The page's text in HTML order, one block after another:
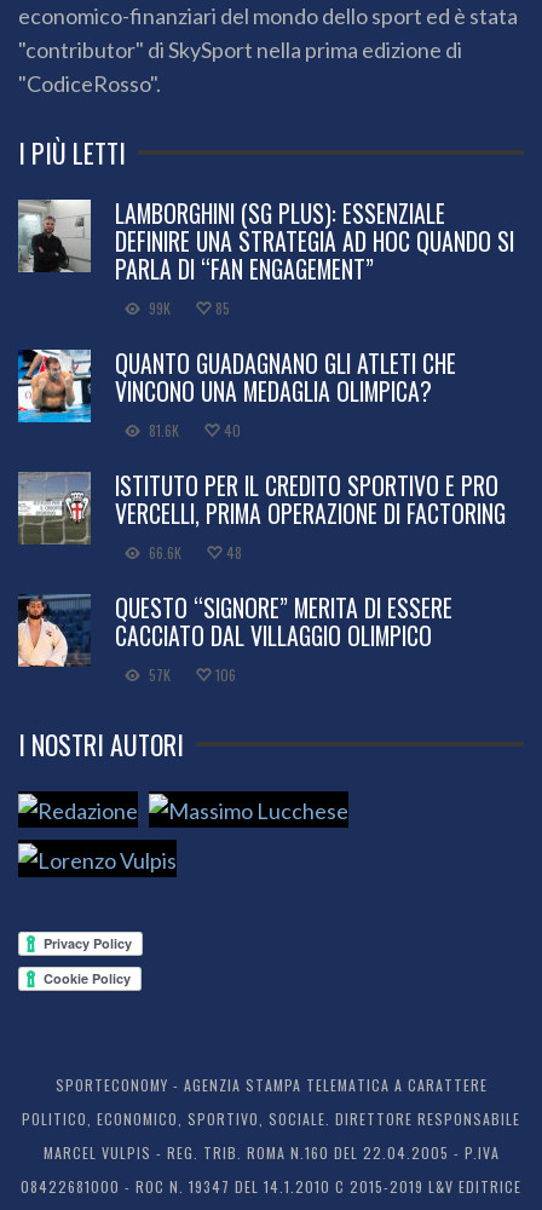
economico-finanziari del mondo dello sport ed è stata
"contributor" di SkySport nella prima edizione di
"CodiceRosso".
I PIÙ LETTI
LAMBORGHINI (SG PLUS): ESSENZIALE
DEFINIRE UNA STRATEGIA AD HOC QUANDO SI
PARLA DI “FAN ENGAGEMENT”
99K 85
QUANTO GUADAGNANO GLI ATLETI CHE
VINCONO UNA MEDAGLIA OLIMPICA?
81.6K 40
ISTITUTO PER IL CREDITO SPORTIVO E PRO
VERCELLI, PRIMA OPERAZIONE DI FACTORING
66.6K 48
QUESTO “SIGNORE” MERITA DI ESSERE
CACCIATO DAL VILLAGGIO OLIMPICO
57K 106
I NOSTRI AUTORI
SPORTECONOMY - AGENZIA STAMPA TELEMATICA A CARATTERE
POLITICO, ECONOMICO, SPORTIVO, SOCIALE. DIRETTORE RESPONSABILE
MARCEL VULPIS - REG. TRIB. ROMA N.160 DEL 22.04.2005 - P.IVA
08422681000 - ROC N. 19347 DEL 14.1.2010 C 2015-2019 L&V EDITRICE